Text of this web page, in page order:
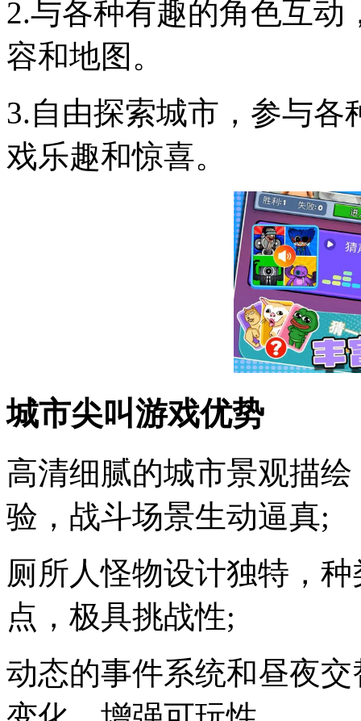
2.与各种有趣的角色互
容和地图。
3.自由探索城市，参与
戏乐趣和惊喜。
城市尖叫游戏优势
高清细腻的城市景观描
验，战斗场景生动逼真;
厕所人怪物设计独特，
点，极具挑战性;
动态的事件系统和昼夜